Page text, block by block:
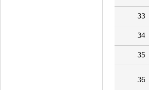
33
34
35
36